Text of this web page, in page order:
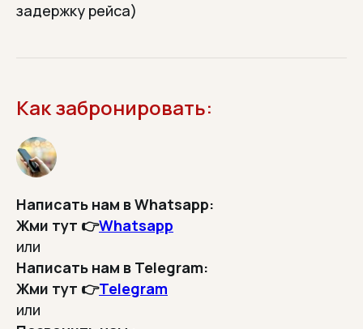
задержку рейса)
Как забронировать:
Написать нам в Whatsapp:
Жми тут 👉Whatsapp
или
Написать нам в Telegram:
Жми тут 👉Telegram
или
Мы можем рассказать, как всё
проходит. Но лучше — пусть скажут
ездили с нами?
/Отзывы туристов